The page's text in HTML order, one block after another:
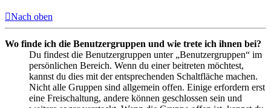
Nach oben
Wo finde ich die Benutzergruppen und wie trete ich ihnen bei?
Du findest die Benutzergruppen unter „Benutzergruppen“ im
persönlichen Bereich. Wenn du einer beitreten möchtest,
kannst du dies mit der entsprechenden Schaltfläche machen.
Nicht alle Gruppen sind allgemein offen. Einige erfordern erst
eine Freischaltung, andere können geschlossen sein und